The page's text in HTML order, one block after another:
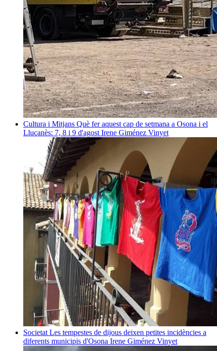
Cultura i Mitjans Què fer aquest cap de setmana a Osona i el
Lluçanès: 7, 8 i 9 d'agost Irene Giménez Vinyet
Societat Les tempestes de dijous deixen petites incidències a
diferents municipis d'Osona Irene Giménez Vinyet